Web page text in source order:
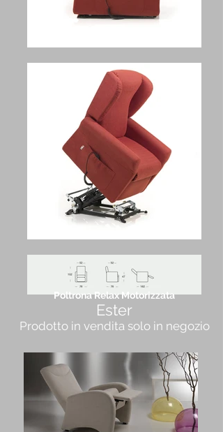
Poltrona Relax Motorizzata
Ester
Prodotto in vendita solo in negozio